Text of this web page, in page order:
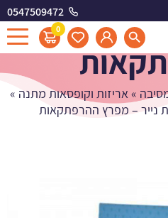
0547509472
0
- מפרץ
»אריזות וקופסאות מתנה »
נייר – מפרץ ההרפתקאות